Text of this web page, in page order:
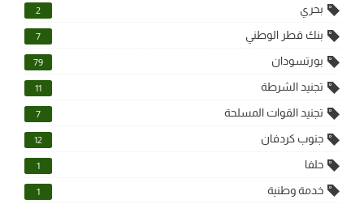
بحري 2
بنك قطر الوطني 7
بورتسودان 79
تجنيد الشرطة 11
تجنيد القوات المسلحة 7
جنوب كردفان 12
حلفا 1
خدمة وطنية 1